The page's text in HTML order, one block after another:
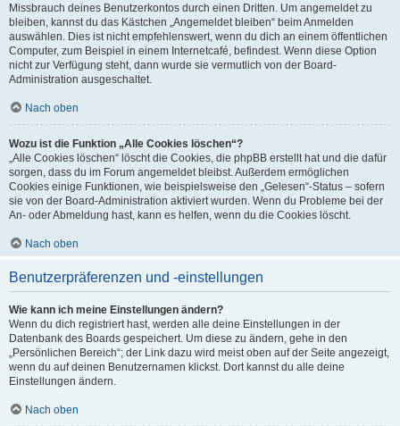
Missbrauch deines Benutzerkontos durch einen Dritten. Um angemeldet zu
bleiben, kannst du das Kästchen „Angemeldet bleiben“ beim Anmelden
auswählen. Dies ist nicht empfehlenswert, wenn du dich an einem öffentlichen
Computer, zum Beispiel in einem Internetcafé, befindest. Wenn diese Option
nicht zur Verfügung steht, dann wurde sie vermutlich von der Board-
Administration ausgeschaltet.
Nach oben
Wozu ist die Funktion „Alle Cookies löschen“?
„Alle Cookies löschen“ löscht die Cookies, die phpBB erstellt hat und die dafür
sorgen, dass du im Forum angemeldet bleibst. Außerdem ermöglichen
Cookies einige Funktionen, wie beispielsweise den „Gelesen“-Status – sofern
sie von der Board-Administration aktiviert wurden. Wenn du Probleme bei der
An- oder Abmeldung hast, kann es helfen, wenn du die Cookies löscht.
Nach oben
Benutzerpräferenzen und -einstellungen
Wie kann ich meine Einstellungen ändern?
Wenn du dich registriert hast, werden alle deine Einstellungen in der
Datenbank des Boards gespeichert. Um diese zu ändern, gehe in den
„Persönlichen Bereich“; der Link dazu wird meist oben auf der Seite angezeigt,
wenn du auf deinen Benutzernamen klickst. Dort kannst du alle deine
Einstellungen ändern.
Nach oben